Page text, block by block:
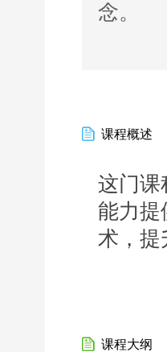
念。
课程概述
这门课
能力提
术，提
课程大纲